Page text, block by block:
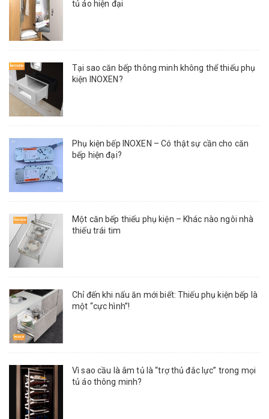
tủ áo hiện đại
Tại sao căn bếp thông minh không thể thiếu phụ
kiện INOXEN?
Phụ kiện bếp INOXEN – Có thật sự cần cho căn
bếp hiện đại?
Một căn bếp thiếu phụ kiện – Khác nào ngôi nhà
thiếu trái tim
Chỉ đến khi nấu ăn mới biết: Thiếu phụ kiện bếp là
một “cực hình”!
Vì sao cầu là âm tủ là “trợ thủ đắc lực” trong mọi
tủ áo thông minh?